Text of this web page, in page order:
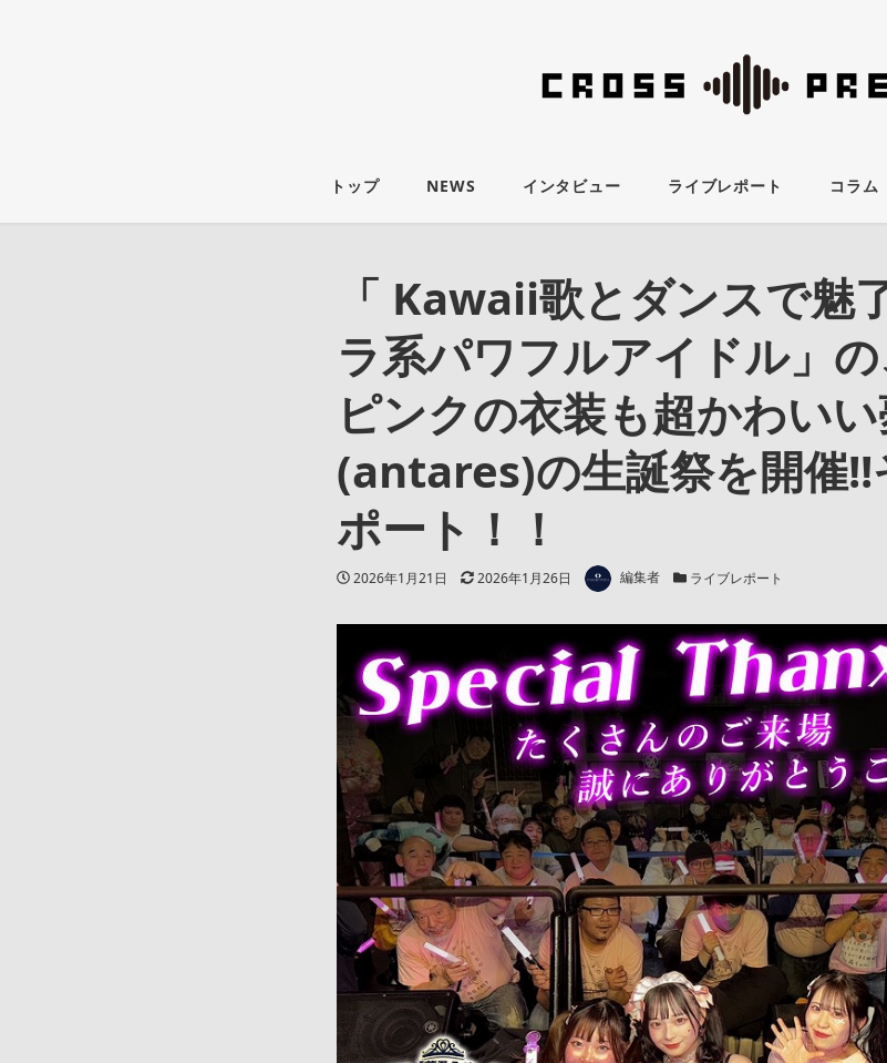
トップ NEWS インタビュー ライブレポート コラム
「 Kawaii歌とダンスで魅
ラ系パワフルアイドル」
ピンクの衣装も超かわい
(antares)の生誕祭を開催!!
ポート！！
投稿日
2026年1月21日 更新日
2026年1月26日 著者 編集者 カテゴリー
ライブレポート